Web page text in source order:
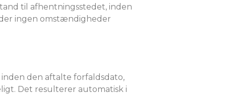
til afhentningsstedet, inden
ingen omstændigheder
den aftalte forfaldsdato,
Det resulterer automatisk i